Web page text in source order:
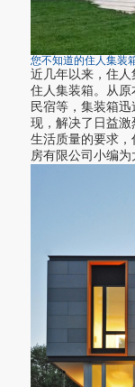
您不知道的住人集装
近几年以来，住
住人集装箱。从
民宿等，集装箱
现，解决了日益
生活质量的要求
房有限公司小编为